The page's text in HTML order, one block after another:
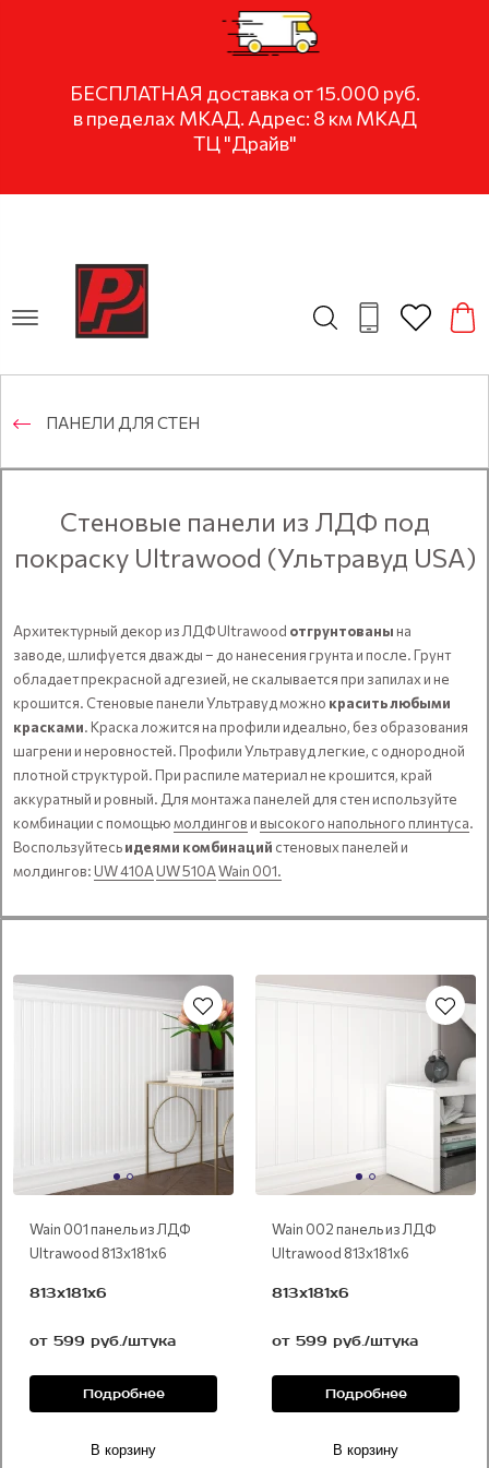
БЕСПЛАТНАЯ доставка от 15.000 руб.
в пределах МКАД. Адрес: 8 км МКАД
ТЦ "Драйв"
ПАНЕЛИ ДЛЯ СТЕН
Стеновые панели из ЛДФ под
покраску Ultrawood (Ультравуд USA)
Архитектурный декор из ЛДФ Ultrawood отгрунтованы на
заводе, шлифуется дважды – до нанесения грунта и после. Грунт
обладает прекрасной адгезией, не скалывается при запилах и не
крошится. Стеновые панели Ультравуд можно красить любыми
красками. Краска ложится на профили идеально, без образования
шагрени и неровностей. Профили Ультравуд легкие, с однородной
плотной структурой. При распиле материал не крошится, край
аккуратный и ровный. Для монтажа панелей для стен используйте
комбинации с помощьюмолдингов и высокого напольного плинтуса.
Воспользуйтесьидеями комбинаций стеновых панелей и
молдингов: UW 410AUW 510AWain 001.
Wain 001 панель из ЛДФ
Ultrawood 813х181х6
813х181х6
от 599 руб./штука
Подробнее
В корзину
Wain 002 панель из ЛДФ
Ultrawood 813х181х6
813х181х6
от 599 руб./штука
Подробнее
В корзину